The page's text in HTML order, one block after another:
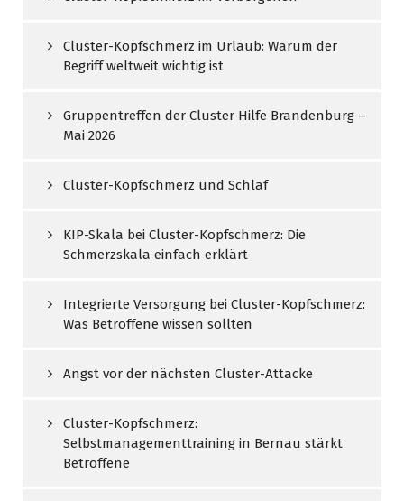
Cluster-Kopfschmerz im Urlaub: Warum der
Begriff weltweit wichtig ist
Gruppentreffen der Cluster Hilfe Brandenburg –
Mai 2026
Cluster-Kopfschmerz und Schlaf
KIP-Skala bei Cluster-Kopfschmerz: Die
Schmerzskala einfach erklärt
Integrierte Versorgung bei Cluster-Kopfschmerz:
Was Betroffene wissen sollten
Angst vor der nächsten Cluster-Attacke
Cluster-Kopfschmerz:
Selbstmanagementtraining in Bernau stärkt
Betroffene